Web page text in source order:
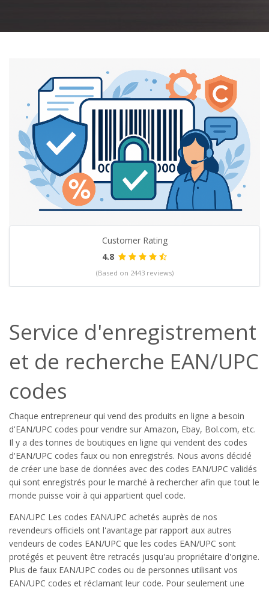
Customer Rating
4.8
(Based on 2443 reviews)
Service d'enregistrement
et de recherche EAN/UPC
codes
Chaque entrepreneur qui vend des produits en ligne a besoin
d'EAN/UPC codes pour vendre sur Amazon, Ebay, Bol.com, etc.
Il y a des tonnes de boutiques en ligne qui vendent des codes
d'EAN/UPC codes faux ou non enregistrés. Nous avons décidé
de créer une base de données avec des codes EAN/UPC validés
qui sont enregistrés pour le marché à rechercher afin que tout le
monde puisse voir à qui appartient quel code.
EAN/UPC Les codes EAN/UPC achetés auprès de nos
revendeurs officiels ont l'avantage par rapport aux autres
vendeurs de codes EAN/UPC que les codes EAN/UPC sont
protégés et peuvent être retracés jusqu'au propriétaire d'origine.
Plus de faux EAN/UPC codes ou de personnes utilisant vos
EAN/UPC codes et réclamant leur code. Pour seulement une